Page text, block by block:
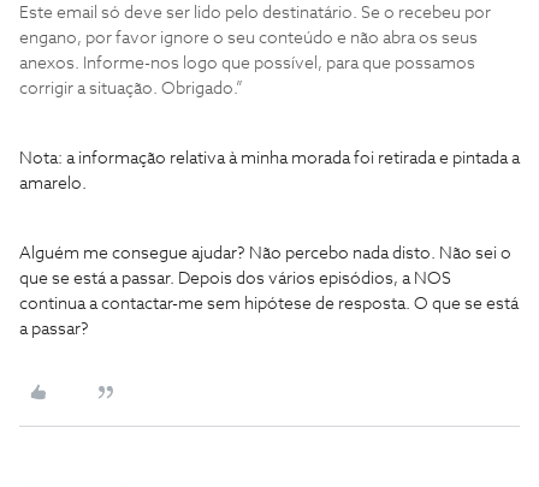
Este email só deve ser lido pelo destinatário. Se o recebeu por
engano, por favor ignore o seu conteúdo e não abra os seus
anexos. Informe-nos logo que possível, para que possamos
corrigir a situação. Obrigado.”
Nota: a informação relativa à minha morada foi retirada e pintada a
amarelo.
Alguém me consegue ajudar? Não percebo nada disto. Não sei o
que se está a passar. Depois dos vários episódios, a NOS
continua a contactar-me sem hipótese de resposta. O que se está
a passar?